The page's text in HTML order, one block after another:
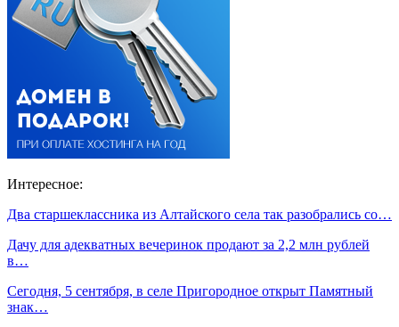
Интересное:
Два старшеклассника из Алтайского села так разобрались со…
Дачу для адекватных вечеринок продают за 2,2 млн рублей
в…
Сегодня, 5 сентября, в селе Пригородное открыт Памятный
знак…